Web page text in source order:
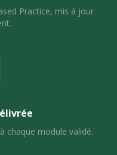
Practice, mis à jour
chaque module validé.